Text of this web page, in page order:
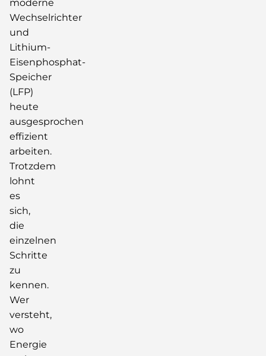
moderne
Wechselrichter
und
Lithium-
Eisenphosphat-
Speicher
(LFP)
heute
ausgesprochen
effizient
arbeiten.
Trotzdem
lohnt
es
sich,
die
einzelnen
Schritte
zu
kennen.
Wer
versteht,
wo
Energie